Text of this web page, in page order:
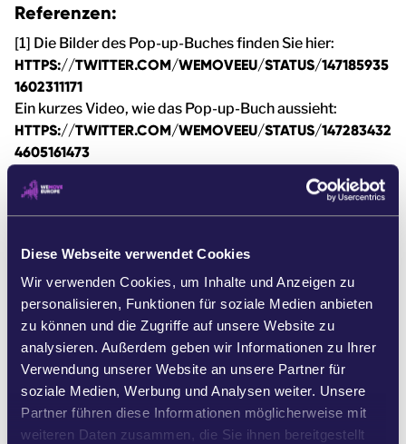
Diese Webseite verwendet Cookies
Wir verwenden Cookies, um Inhalte und Anzeigen zu
personalisieren, Funktionen für soziale Medien anbieten
zu können und die Zugriffe auf unsere Website zu
analysieren. Außerdem geben wir Informationen zu Ihrer
Verwendung unserer Website an unsere Partner für
soziale Medien, Werbung und Analysen weiter. Unsere
Partner führen diese Informationen möglicherweise mit
weiteren Daten zusammen, die Sie ihnen bereitgestellt
Referenzen:
[1] Die Bilder des Pop-up-Buches finden Sie hier:
HTTPS://TWITTER.COM/WEMOVEEU/STATUS/147185935
1602311171
Ein kurzes Video, wie das Pop-up-Buch aussieht:
HTTPS://TWITTER.COM/WEMOVEEU/STATUS/147283432
4605161473
zerstörerischsten Methoden zum Fischfang. Ihr
extensiver Einsatz für den kommerziellen Fischfang hat
führt oft zu irreversiblen Schäden empfindlicher
Lebensräume.
Mehr dazu:HTTPS://EUROPE.OCEANA.ORG/EN/OUR-
WORK/BOTTOM-TRAWLING/OVERVIEW
[3] Videoaufzeichnung von Ozean-Kommissar
Sinkevičius am 21. Dezember 2021.
HTTPS://WWW.DROPBOX.COM/S/CCH04H92QHAUH4
R/COMMISSAIRE%20EUROP%C3%A9EN%20FULL.MP4?
DL=0